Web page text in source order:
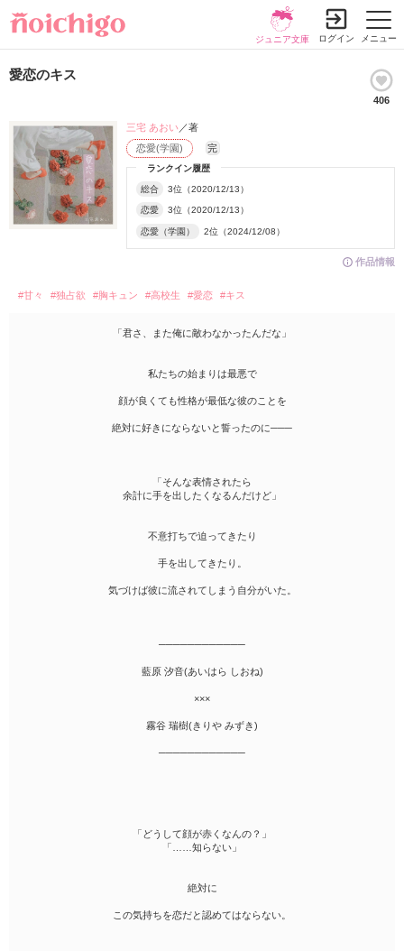
メニュー
ジュニア文庫 ログイン
愛恋のキス
406
作品情報
ランクイン履歴
総合 3位（2020/12/13）
恋愛 3位（2020/12/13）
恋愛（学園） 2位（2024/12/08）
恋愛(学園) 完
三宅 あおい／著
#甘々 #独占欲 #胸キュン #高校生 #愛恋 #キス
「君さ、また俺に敵わなかったんだな」
私たちの始まりは最悪で
顔が良くても性格が最低な彼のことを
絶対に好きにならないと誓ったのに───
「そんな表情されたら
余計に手を出したくなるんだけど」
不意打ちで迫ってきたり
手を出してきたり。
気づけば彼に流されてしまう自分がいた。
────────────
藍原 汐音(あいはら しおね)
×××
霧谷 瑞樹(きりや みずき)
────────────
「どうして顔が赤くなんの？」
「……知らない」
絶対に
この気持ちを恋だと認めてはならない。